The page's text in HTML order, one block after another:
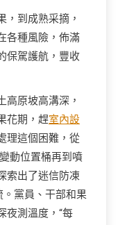
，到成熟采摘，
各種風險，佈滿
保駕護航，豐收
高原坡高溝深，
花期，趕室內設
理這個困難，從
動位置桶再到噴
索出了迷信防凍
。黨員、干部和果
夜測溫度，“每